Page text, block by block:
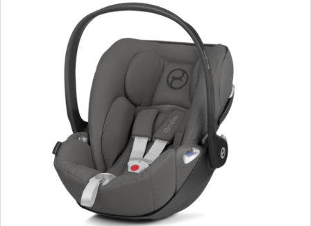
カテゴリーから選ぶ
ブランドから選ぶ
INFORMATIOM
ご利用ガイド
お問い合わせ
特定商取引法表示